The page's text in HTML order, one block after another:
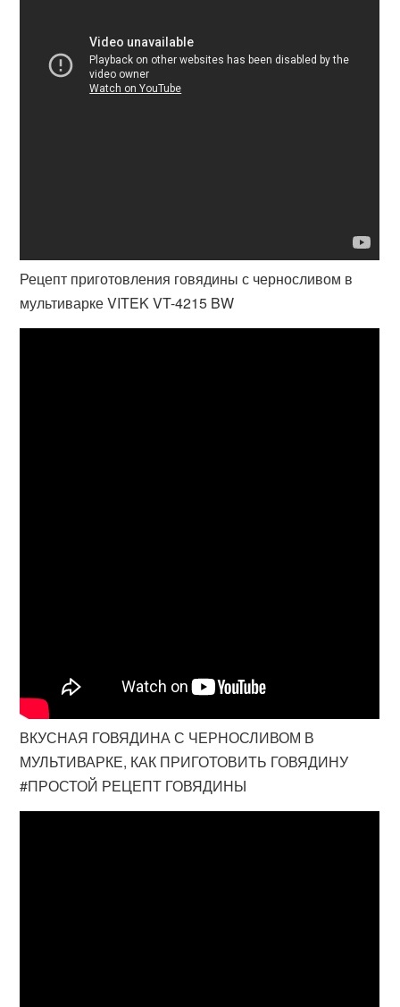
Рецепт приготовления говядины с черносливом в
мультиварке VITEK VT-4215 BW
ВКУСНАЯ ГОВЯДИНА С ЧЕРНОСЛИВОМ В
МУЛЬТИВАРКЕ, КАК ПРИГОТОВИТЬ ГОВЯДИНУ
#ПРОСТОЙ РЕЦЕПТ ГОВЯДИНЫ